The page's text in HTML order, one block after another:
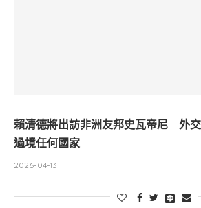
賴清德將出訪非洲友邦史瓦帝尼 外
過境任何國家
2026-04-13